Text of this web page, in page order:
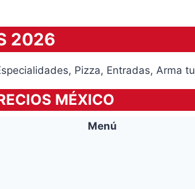
2026
Pizza, Entradas,
MÉXICO
Menú